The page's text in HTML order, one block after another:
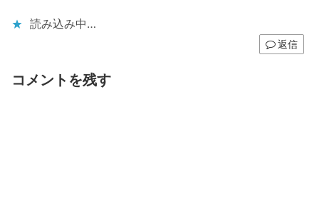
読み込み中…
返信
コメントを残す